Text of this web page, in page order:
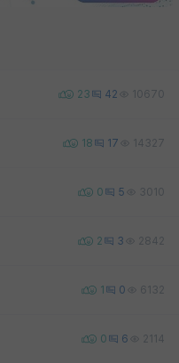
23 42 10670
18 17 14327
0 5 3010
2 3 2842
1 0 6132
0 6 2114